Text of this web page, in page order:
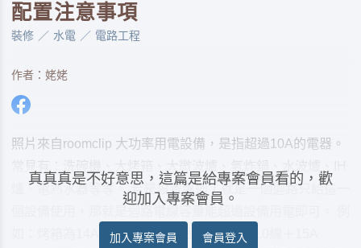
配置注意事項
裝修 水電 電路工程
作者：姥姥
照片來自roomclip 大功率用電設備，是指超過10A的電器。
爐、電熱水器等等。 若是設置專迴，就是一個迴路只給這一
如：烤箱為14A，則配置15A的迴路，採用2.0線＋15A
真真真是不好意思，這篇是給專案會員看的，歡
迎加入專案會員。
加入專案會員 會員登入